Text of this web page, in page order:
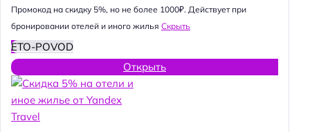
Промокод на скидку 5%, но не более 1000₽. Действует при
бронировании отелей и иного жилья Скрыть
ETO-POVOD
Открыть